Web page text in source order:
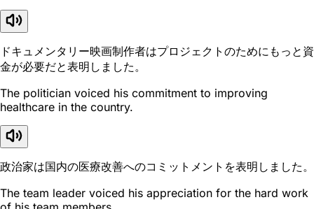
ドキュメンタリー映画制作者はプロジェクトのためにもっと資
金が必要だと表明しました。
The politician voiced his commitment to improving
healthcare in the country.
政治家は国内の医療改善へのコミットメントを表明しました。
The team leader voiced his appreciation for the hard work